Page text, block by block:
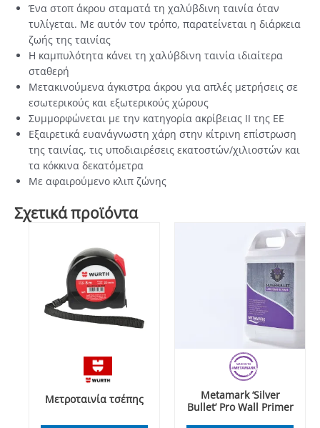
Ένα στοπ άκρου σταματά τη χαλύβδινη ταινία όταν
τυλίγεται. Με αυτόν τον τρόπο, παρατείνεται η διάρκεια
ζωής της ταινίας
Η καμπυλότητα κάνει τη χαλύβδινη ταινία ιδιαίτερα
σταθερή
Μετακινούμενα άγκιστρα άκρου για απλές μετρήσεις σε
εσωτερικούς και εξωτερικούς χώρους
Συμμορφώνεται με την κατηγορία ακρίβειας ΙΙ της ΕΕ
Εξαιρετικά ευανάγνωστη χάρη στην κίτρινη επίστρωση
της ταινίας, τις υποδιαιρέσεις εκατοστών/χιλιοστών και
τα κόκκινα δεκατόμετρα
Με αφαιρούμενο κλιπ ζώνης
Σχετικά προϊόντα
Μετροταινία τσέπης
Metamark ‘Silver
Bullet’ Pro Wall Primer